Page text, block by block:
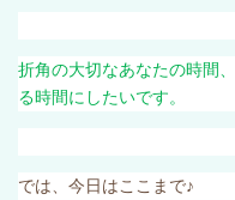
折角の大切なあなたの時間
る時間にしたいです。
では、今日はここまで♪